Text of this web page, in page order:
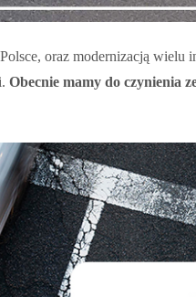
oraz modernizacją
Obecnie mamy do czynienia